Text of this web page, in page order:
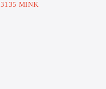
3135 MINK